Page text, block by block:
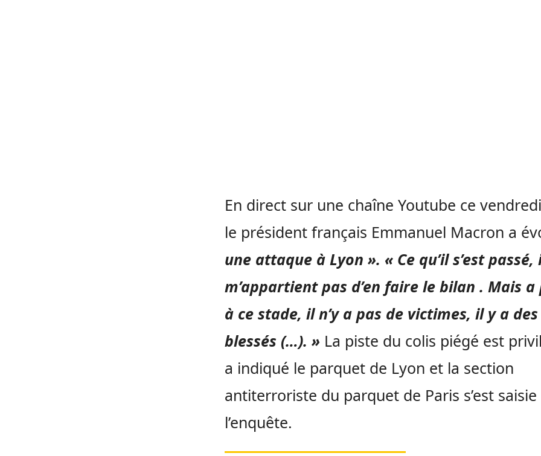
En direct sur une chaîne Youtube ce
le président français Emmanuel Macron a
une attaque à Lyon ». « Ce qu’il s’est passé,
m’appartient pas d’en faire le bilan . Mais
à ce stade, il n’y a pas de victimes, il y a des
blessés (…). » La piste du colis piégé est
a indiqué le parquet de Lyon et la section
antiterroriste du parquet de Paris s’est saisie
l’enquête.